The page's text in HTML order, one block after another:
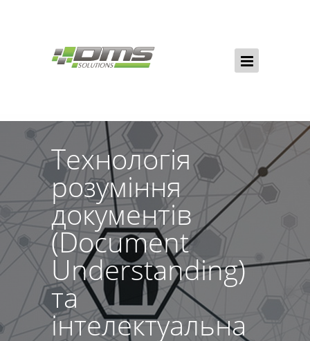
Технологія
розуміння
документів
(Document
Understanding)
та
інтелектуальна